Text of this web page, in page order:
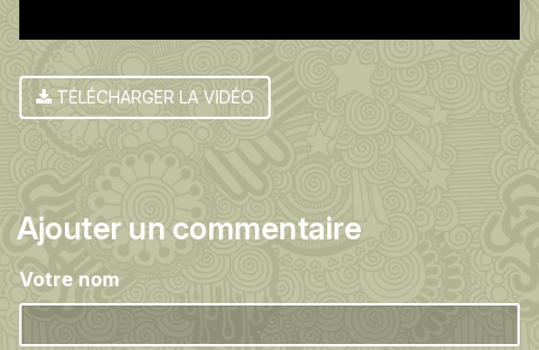
TÉLÉCHARGER LA VIDÉO
Ajouter un commentaire
Votre nom